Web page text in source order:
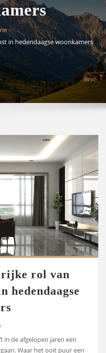
in hedendaagse woonkamers
rol van
hedendaagse
in de afgelopen jaren een
Waar het ooit puur een